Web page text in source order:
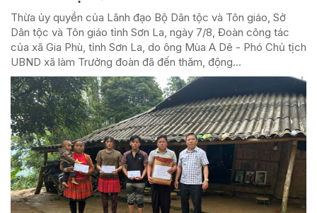
Thừa ủy quyền của Lãnh đạo Bộ Dân tộc và Tôn giáo, Sở
Dân tộc và Tôn giáo tỉnh Sơn La, ngày 7/8, Đoàn công tác
của xã Gia Phù, tỉnh Sơn La, do ông Mùa A Dê - Phó Chủ tịch
UBND xã làm Trưởng đoàn đã đến thăm, động...